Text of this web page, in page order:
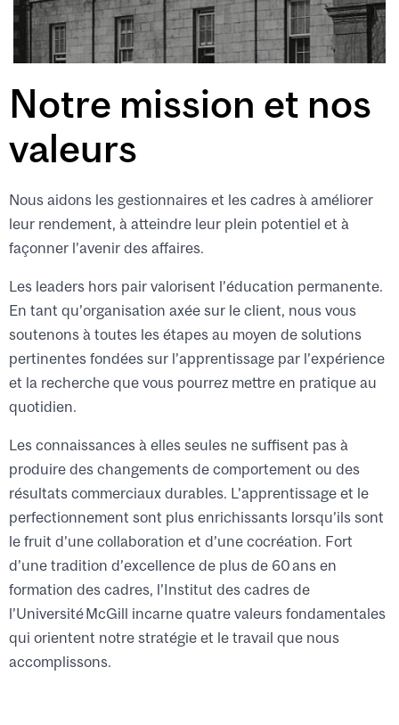
Notre mission et nos
valeurs
Nous aidons les gestionnaires et les cadres à améliorer
leur rendement, à atteindre leur plein potentiel et à
façonner l’avenir des affaires.
Les leaders hors pair valorisent l’éducation permanente.
En tant qu’organisation axée sur le client, nous vous
soutenons à toutes les étapes au moyen de solutions
pertinentes fondées sur l’apprentissage par l’expérience
et la recherche que vous pourrez mettre en pratique au
quotidien.
Les connaissances à elles seules ne suffisent pas à
produire des changements de comportement ou des
résultats commerciaux durables. L’apprentissage et le
perfectionnement sont plus enrichissants lorsqu’ils sont
le fruit d’une collaboration et d’une cocréation. Fort
d’une tradition d’excellence de plus de 60 ans en
formation des cadres, l’Institut des cadres de
l’Université McGill incarne quatre valeurs fondamentales
qui orientent notre stratégie et le travail que nous
accomplissons.